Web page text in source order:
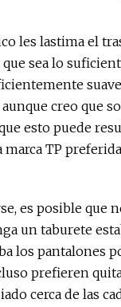
les lastima el
sea lo
creo que
esto puede
TP
es posible que
un taburete
los pantalones
prefieren
cerca de las